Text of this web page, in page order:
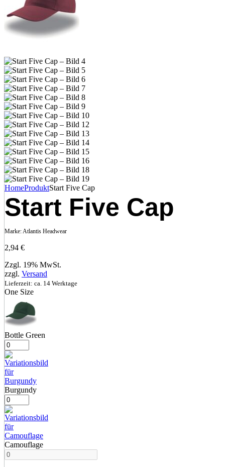
HomeProduktStart Five Cap
Start Five Cap
Marke: Atlantis Headwear
2,94 €
Zzgl. 19% MwSt.
zzgl. Versand
Lieferzeit: ca. 14 Werktage
One Size
Bottle Green
Burgundy
Camouflage